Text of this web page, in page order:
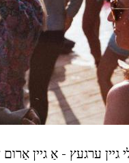
גיין ערגעץ - אַ גיין